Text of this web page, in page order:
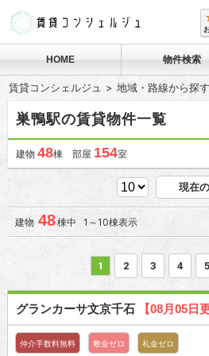
HOME 物件検索
賃貸コンシェルジュ 地域・路線から探す
巣鴨駅の賃貸物件一覧
建物 48棟 部屋 154室
現在
建物 48棟中 1～10棟表示
1 2 3 4 5
グランカーサ文京千石 【08月05日
仲介手数料無料 敷金ゼロ 礼金ゼロ